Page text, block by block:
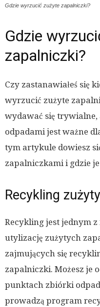
Gdzie wyrzucić zużyte zapalniczki?
Gdzie
zapalniczki?
Czy zastanawiałeś się
wyrzucić zużyte
wydawać się trywialne,
odpadami jest ważne
tym artykule dowiesz
zapalniczkami i gdzie
Recykling
Recykling jest jednym
utylizację zużytych
zajmujących się
zapalniczki. Możesz je
punktach zbiórki
prowadzą program